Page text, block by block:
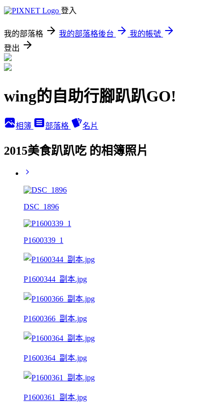
登入
我的部落格 我的部落格後台
我的帳號
登出
wing的自助行腳趴趴GO!
相簿 部落格 名片
2015美食趴趴吃 的相簿照片
DSC_1896
P1600339_1
P1600344_副本.jpg
P1600366_副本.jpg
P1600364_副本.jpg
P1600361_副本.jpg